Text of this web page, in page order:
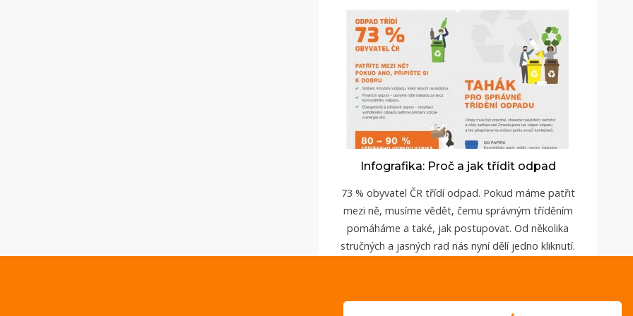
Infografika: Proč a jak třídit odpad
73 % obyvatel ČR třídí odpad. Pokud máme patřit
mezi ně, musíme vědět, čemu správným tříděním
pomáháme a také, jak postupovat. Od několika
stručných a jasných rad nás nyní dělí jedno kliknutí.